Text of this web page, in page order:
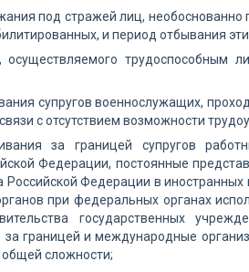
под стражей лиц, необоснованно
и период отбывания
осуществляемого трудоспособным
супругов военнослужащих,
с отсутствием возможности
за границей супругов
Федерации, постоянные
Российской Федерации в
при федеральных органах
государственных
границей и международные
общей сложности;